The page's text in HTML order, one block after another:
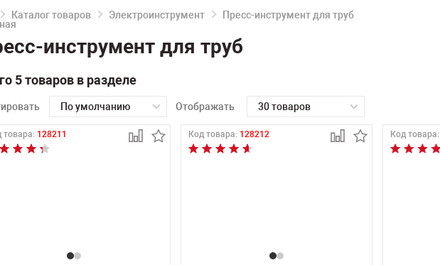
Каталог товаров Электроинструмент Пресс-инструмент для труб
инструмент для труб
5 товаров в разделе
По умолчанию Отображать 30 товаров
товара: 128211 Код товара: 128212 Код товара: